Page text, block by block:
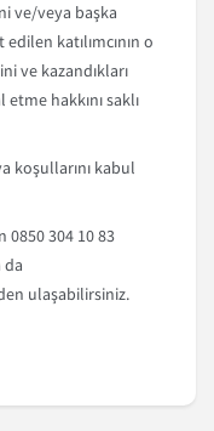
ve/veya başka
katılımcının o
ve kazandıkları
hakkını saklı
koşullarını kabul
0850 304 10 83
da
ulaşabilirsiniz.